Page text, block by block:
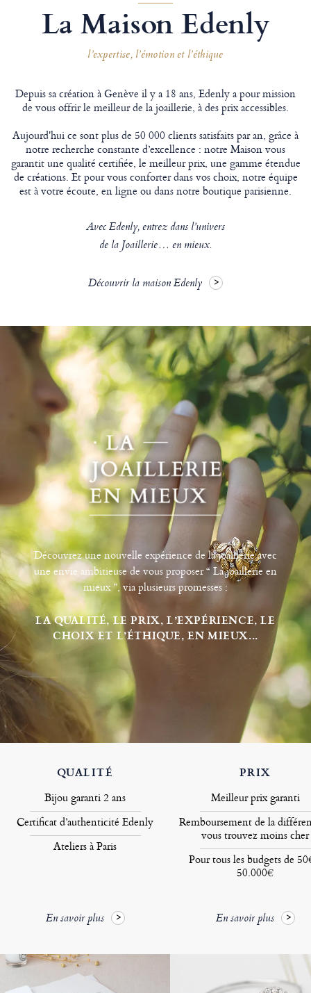
La Maison Edenly
l’expertise, l’émotion et l’éthique
Depuis sa création à Genève il y a 18 ans, Edenly a pour mission
de vous offrir le meilleur de la joaillerie, à des prix accessibles.
Aujourd'hui ce sont plus de 50 000 clients satisfaits par an, grâce à
notre recherche constante d’excellence : notre Maison vous
garantit une qualité certifiée, le meilleur prix, une gamme étendue
de créations. Et pour vous conforter dans vos choix, notre équipe
est à votre écoute, en ligne ou dans notre boutique parisienne.
Avec Edenly, entrez dans l’univers
de la Joaillerie… en mieux.
Découvrir la maison Edenly
Découvrez une nouvelle expérience de la joaillerie avec
une envie ambitieuse de vous proposer “ La joaillerie en
mieux ”, via plusieurs promesses :
LA QUALITÉ, LE PRIX, L’EXPÉRIENCE, LE
CHOIX ET L’ÉTHIQUE, EN MIEUX...
QUALITÉ
Bijou garanti 2 ans
Certificat d’authenticité Edenly
Ateliers à Paris
En savoir plus
PRIX
Meilleur prix garanti
Remboursement de la
vous trouvez moins cher
Pour tous les budgets de
50.000€
En savoir plus